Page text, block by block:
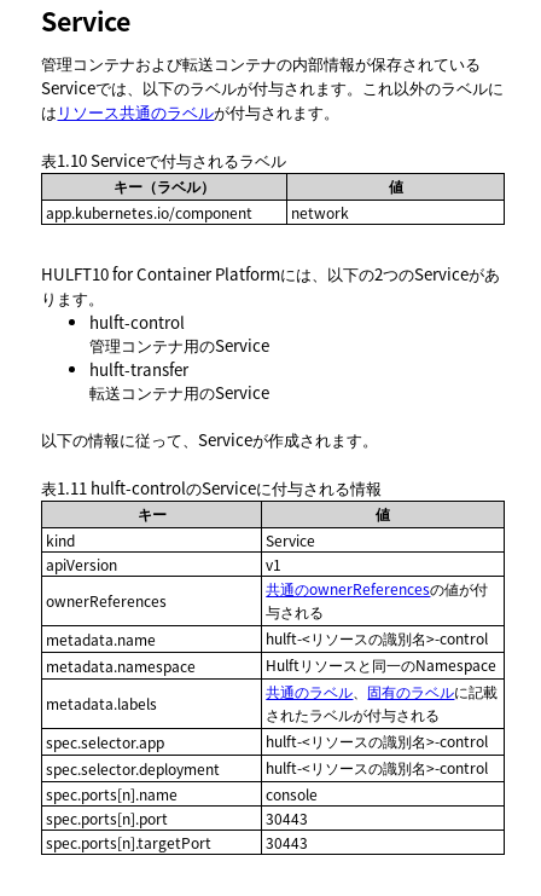
Service
管理コンテナおよび転送コンテナの内部情報が保存されている
Serviceでは、以下のラベルが付与されます。これ以外のラベルに
は リソース共通のラベルが付与されます。
表1.10Serviceで付与されるラベル
キー（ラベル）
値
app.kubernetes.io/component
network
HULFT10 for Container Platformには、以下の2つのServiceがあ
ります。
hulft-control
管理コンテナ用のService
hulft-transfer
転送コンテナ用のService
以下の情報に従って、Serviceが作成されます。
表1.11 hulft-controlのServiceに付与される情報
キー
値
kind
Service
apiVersion
v1
ownerReferences
共通のownerReferencesの値が付
与される
metadata.name
hulft-<リソースの識別名>-control
metadata.namespace
Hulftリソースと同一のNamespace
metadata.labels
共通のラベル 固有のラベルに記載
されたラベルが付与される
spec.selector.app
hulft-<リソースの識別名>-control
spec.selector.deployment
hulft-<リソースの識別名>-control
spec.ports[n].name
console
spec.ports[n].port
30443
spec.ports[n].targetPort
30443